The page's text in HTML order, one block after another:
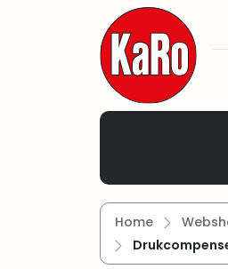
de hoofdinhoud
Ga naar de zoekopdracht
Ga naar de hoofdnavigatie
Home